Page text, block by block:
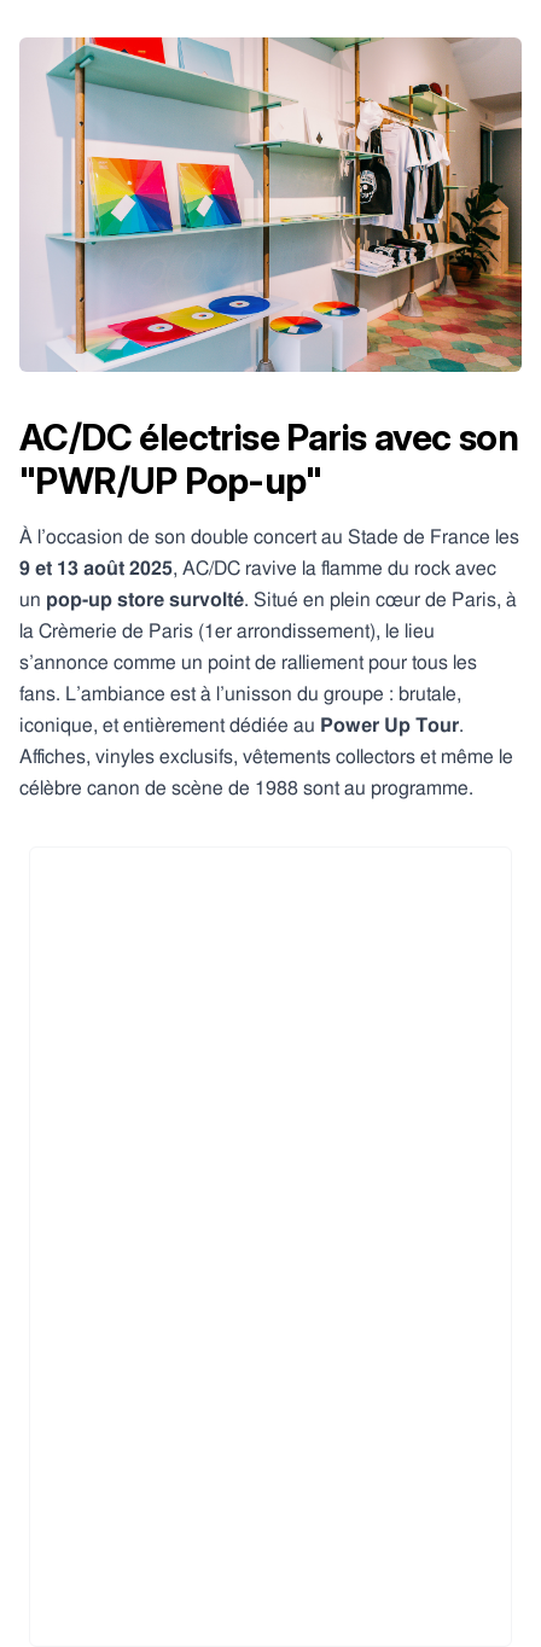
AC/DC électrise Paris avec son
"PWR/UP Pop-up"
À l’occasion de son double concert au Stade de France les
9 et 13 août 2025, AC/DC ravive la flamme du rock avec
un pop-up store survolté. Situé en plein cœur de Paris, à
la Crèmerie de Paris (1er arrondissement), le lieu
s’annonce comme un point de ralliement pour tous les
fans. L’ambiance est à l’unisson du groupe : brutale,
iconique, et entièrement dédiée au Power Up Tour.
Affiches, vinyles exclusifs, vêtements collectors et même le
célèbre canon de scène de 1988 sont au programme.